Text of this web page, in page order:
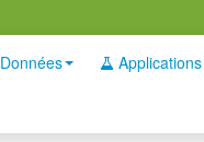
Données Applications